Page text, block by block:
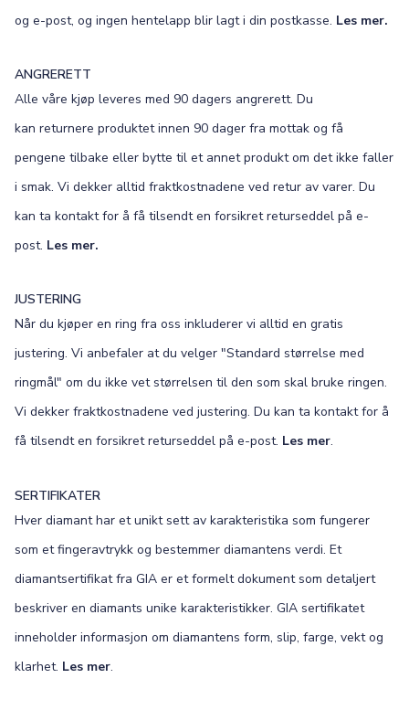
og e-post, og ingen hentelapp blir lagt i din postkasse. Les mer.
ANGRERETT
Alle våre kjøp leveres med 90 dagers angrerett. Du
kan returnere produktet innen 90 dager fra mottak og få
pengene tilbake eller bytte til et annet produkt om det ikke faller
i smak. Vi dekker alltid fraktkostnadene ved retur av varer. Du
kan ta kontakt for å få tilsendt en forsikret returseddel på e-
post. Les mer.
JUSTERING
Når du kjøper en ring fra oss inkluderer vi alltid en gratis
justering. Vi anbefaler at du velger "Standard størrelse med
ringmål" om du ikke vet størrelsen til den som skal bruke ringen.
Vi dekker fraktkostnadene ved justering. Du kan ta kontakt for å
få tilsendt en forsikret returseddel på e-post. Les mer.
SERTIFIKATER
Hver diamant har et unikt sett av karakteristika som fungerer
som et fingeravtrykk og bestemmer diamantens verdi. Et
diamantsertifikat fra GIA er et formelt dokument som detaljert
beskriver en diamants unike karakteristikker. GIA sertifikatet
inneholder informasjon om diamantens form, slip, farge, vekt og
klarhet. Les mer.